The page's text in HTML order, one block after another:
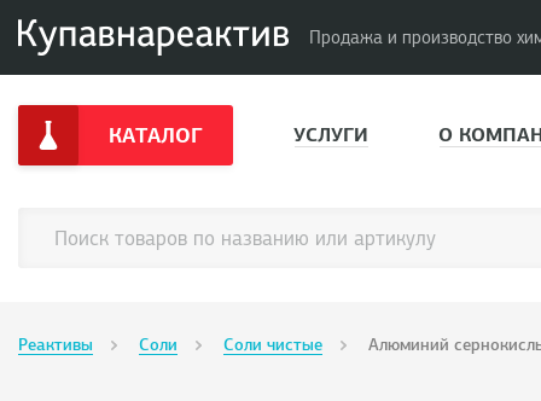
Продажа и производство
КАТАЛОГ УСЛУГИ О
Реактивы Соли Соли чистые Алюминий